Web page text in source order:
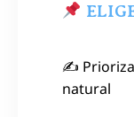
✍️
natural